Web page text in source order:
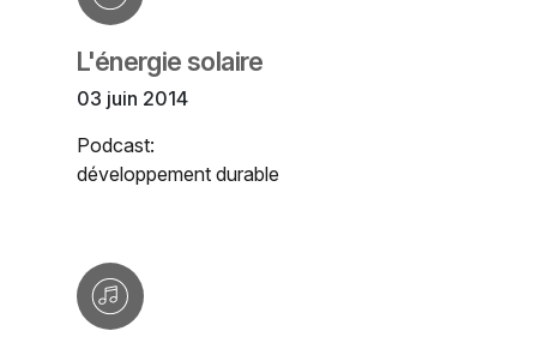
L'énergie solaire
03 juin 2014
Podcast:
développement durable